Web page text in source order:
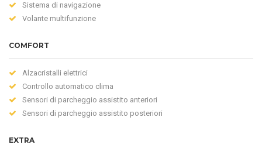
Sistema di navigazione
Volante multifunzione
COMFORT
Alzacristalli elettrici
Controllo automatico clima
Sensori di parcheggio assistito anteriori
Sensori di parcheggio assistito posteriori
EXTRA